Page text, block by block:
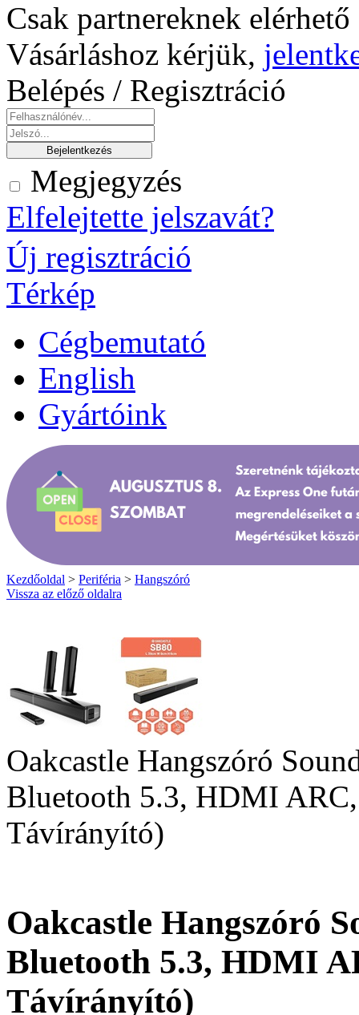
Csak partnereknek
Vásárláshoz kérjük,
Belépés / Regisztráció
Megjegyzés
Elfelejtette jelszavát?
Új regisztráció
Térkép
Cégbemutató
English
Gyártóink
Kezdőoldal > Periféria > Hangszóró
Vissza az előző oldalra
Oakcastle Hangszóró
Bluetooth 5.3, HDMI
Távírányító)
Oakcastle Hangszóró
Bluetooth 5.3, HDMI
Távírányító)